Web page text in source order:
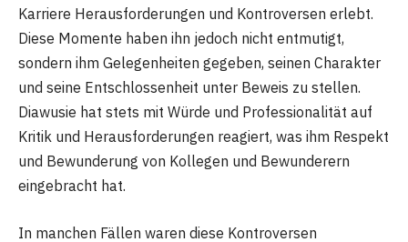
Karriere Herausforderungen und Kontroversen erlebt.
Diese Momente haben ihn jedoch nicht entmutigt,
sondern ihm Gelegenheiten gegeben, seinen Charakter
und seine Entschlossenheit unter Beweis zu stellen.
Diawusie hat stets mit Würde und Professionalität auf
Kritik und Herausforderungen reagiert, was ihm Respekt
und Bewunderung von Kollegen und Bewunderern
eingebracht hat.
In manchen Fällen waren diese Kontroversen